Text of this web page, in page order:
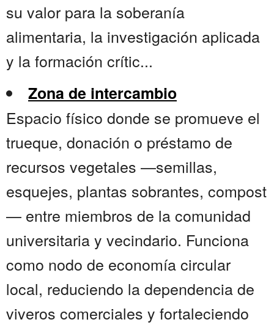
su valor para la soberanía
alimentaria, la investigación aplicada
y la formación crític...
Zona de intercambio
Espacio físico donde se promueve el
trueque, donación o préstamo de
recursos vegetales —semillas,
esquejes, plantas sobrantes, compost
— entre miembros de la comunidad
universitaria y vecindario. Funciona
como nodo de economía circular
local, reduciendo la dependencia de
viveros comerciales y fortaleciendo